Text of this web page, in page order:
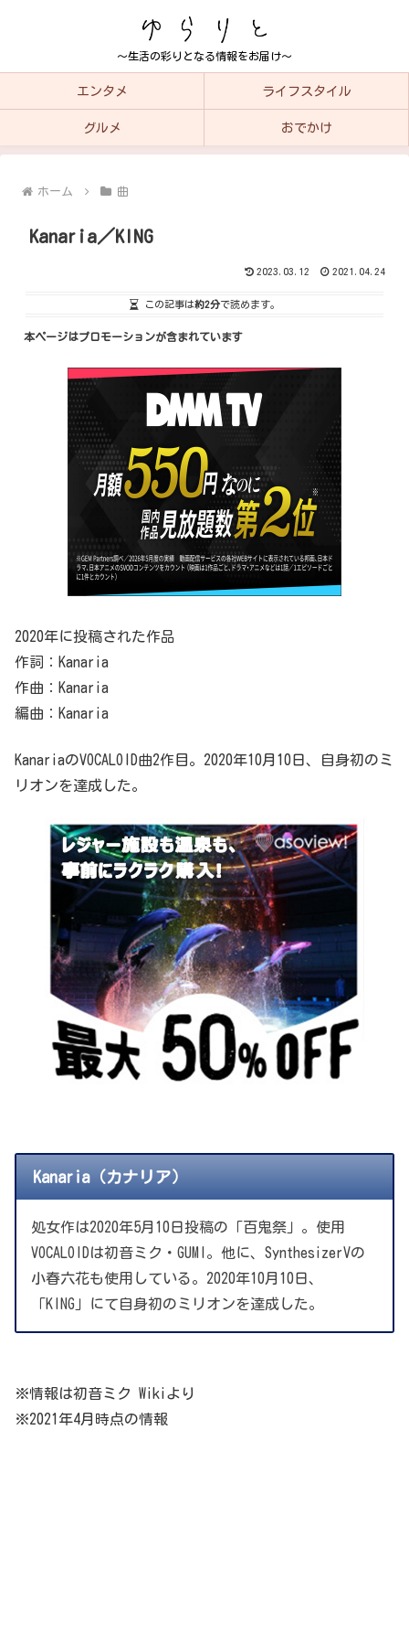
～生活の彩りとなる情報をお届け～
エンタメ ライフスタイル
グルメ おでかけ
ホーム 曲
Kanaria／KING
2023.03.12 2021.04.24
この記事は約2分で読めます。
本ページはプロモーションが含まれています
2020年に投稿された作品
作詞：Kanaria
作曲：Kanaria
編曲：Kanaria
KanariaのVOCALOID曲2作目。2020年10月10日、自身初のミ
リオンを達成した。
Kanaria（カナリア）
処女作は2020年5月10日投稿の「百鬼祭」。使用
VOCALOIDは初音ミク・GUMI。他に、SynthesizerVの
小春六花も使用している。2020年10月10日、
「KING」にて自身初のミリオンを達成した。
※情報は初音ミク Wikiより
※2021年4月時点の情報